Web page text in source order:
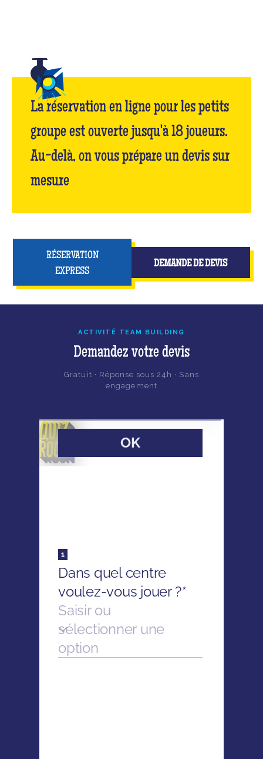
La réservation en ligne pour les petits
groupe est ouverte jusqu'à 18 joueurs.
Au-delà, on vous prépare un devis sur
mesure
RÉSERVATION
EXPRESS
DEMANDE DE DEVIS
ACTIVITÉ TEAM BUILDING
Demandez votre devis
Gratuit · Réponse sous 24h · Sans
engagement